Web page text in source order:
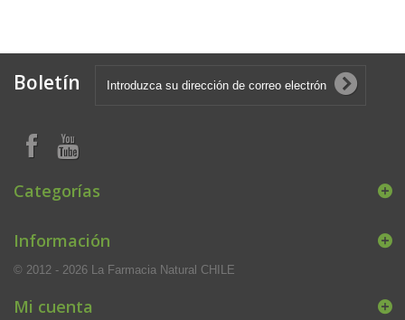
Boletín
Categorías
Información
© 2012 - 2026 La Farmacia Natural CHILE
Mi cuenta